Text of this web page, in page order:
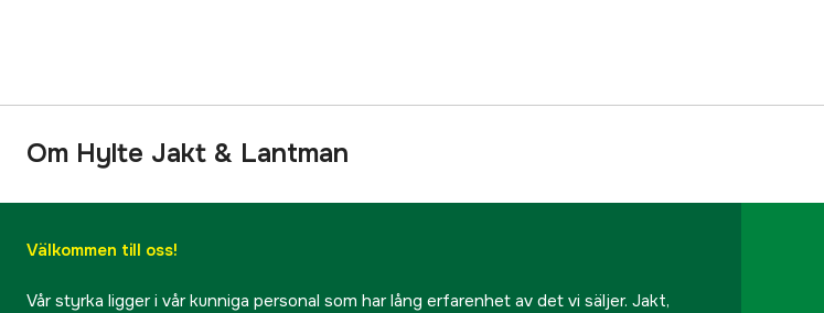
Om Hylte Jakt & Lantman
Välkommen till oss!
Vår styrka ligger i vår kunniga personal som har lång erfarenhet av det vi säljer. Jakt,